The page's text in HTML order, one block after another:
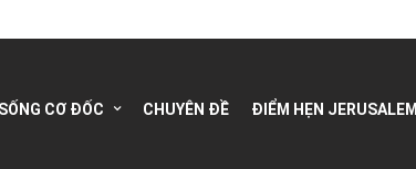
CƠ ĐỐC CHUYÊN ĐỀ ĐIỂM HẸN JERUSALEM